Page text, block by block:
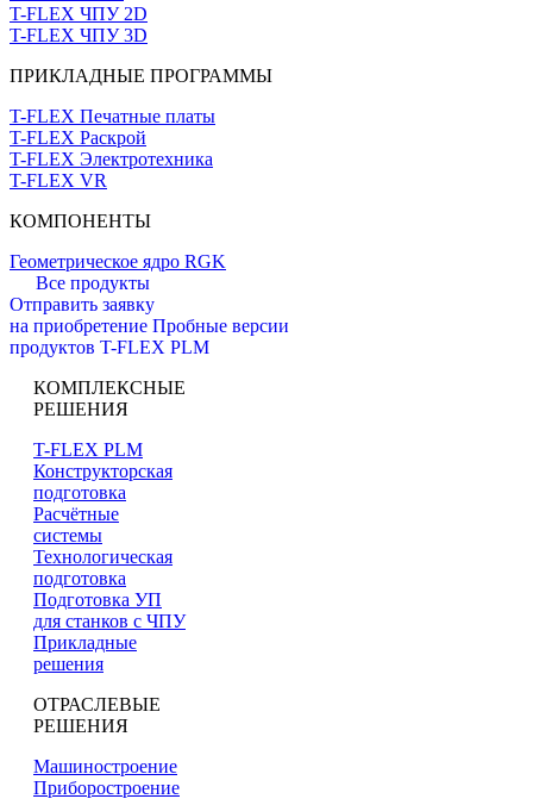
T-FLEX ЧПУ 2D
T-FLEX ЧПУ 3D
ПРИКЛАДНЫЕ ПРОГРАММЫ
T-FLEX Печатные платы
T-FLEX Раскрой
T-FLEX Электротехника
T-FLEX VR
КОМПОНЕНТЫ
Геометрическое ядро RGK
Все продукты
Отправить заявку
на приобретение Пробные версии
продуктов T-FLEX PLM
КОМПЛЕКСНЫЕ
РЕШЕНИЯ
T-FLEX PLM
Конструкторская
подготовка
Расчётные
системы
Технологическая
подготовка
Подготовка УП
для станков с ЧПУ
Прикладные
решения
ОТРАСЛЕВЫЕ
РЕШЕНИЯ
Машиностроение
Приборостроение